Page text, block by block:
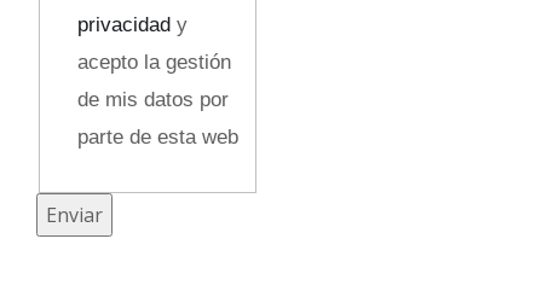
r
e
privacidady
acepto la gestión
de mis datos por
parte de esta web
Enviar